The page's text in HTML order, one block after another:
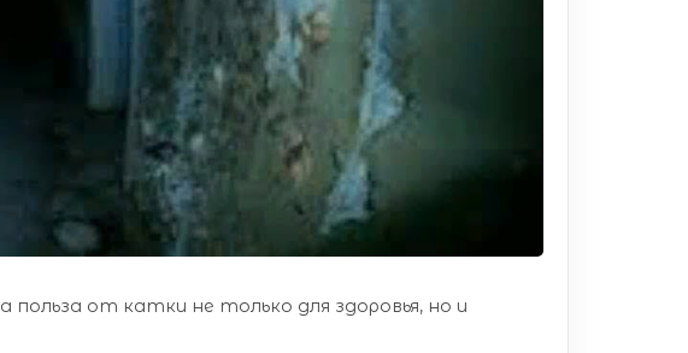
польза от катки не только для здоровья, но и